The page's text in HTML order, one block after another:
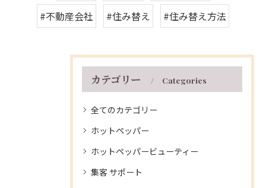
#不動産会社
#住み替え #住み替え方法
カテゴリー Categories
全てのカテゴリー
ホットペッパー
ホットペッパービューティー
集客 サポート